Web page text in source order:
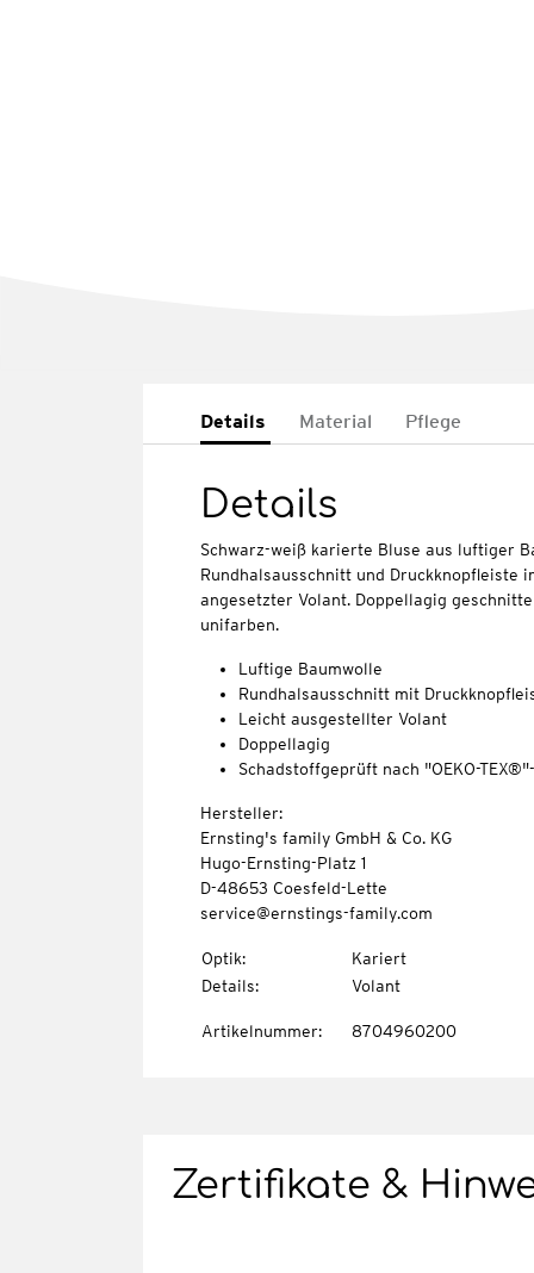
Details Material Pflege
Details
Schwarz-weiß karierte Bluse aus luftiger
Rundhalsausschnitt und Druckknopfleiste
angesetzter Volant. Doppellagig
unifarben.
Luftige Baumwolle
Rundhalsausschnitt mit
Leicht ausgestellter Volant
Doppellagig
Schadstoffgeprüft nach "OEKO-
Hersteller:
Ernsting's family GmbH & Co. KG
Hugo-Ernsting-Platz 1
D-48653 Coesfeld-Lette
service@ernstings-family.com
Optik:
Kariert
Details: Volant
Artikelnummer: 8704960200
Zertifikate &